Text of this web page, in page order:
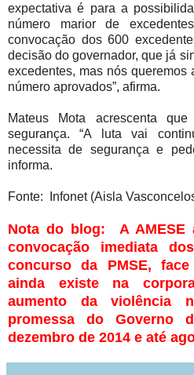
expectativa é para a
número marior de
convocação dos 600
decisão do governador, que já
excedentes, mas nós queremos
número aprovados”, afirma.
Mateus Mota acrescenta
segurança. “A luta vai
necessita de segurança e
informa.
Fonte: Infonet (Aisla
Nota do blog: A AMESE
convocação imediata
concurso da PMSE,
ainda existe na
aumento da violência
promessa do Governo
dezembro de 2014 e até